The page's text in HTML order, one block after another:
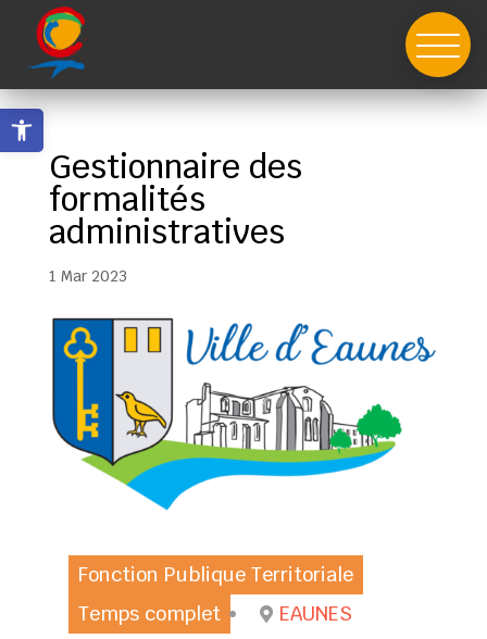
content
Ouvrir la barre d’outils
Gestionnaire des
formalités
administratives
1 Mar 2023
Fonction Publique Territoriale
Temps complet
EAUNES